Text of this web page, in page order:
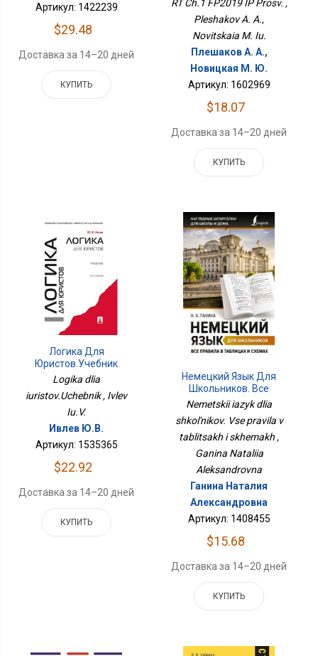
Артикул: 1422239
$29.48
Доставка за 14–20 дней
КУПИТЬ
RT Ch.1 FP2019 IP Prosv. ,
Pleshakov A. A.,
Novitskaia M. Iu.
Плешаков А. А.,
Новицкая М. Ю.
Артикул: 1602969
$18.07
Доставка за 14–20 дней
КУПИТЬ
Логика Для
Юристов.Учебник
Logika dlia
iuristov.Uchebnik , Ivlev
Iu.V.
Ивлев Ю.В.
Артикул: 1535365
$22.92
Доставка за 14–20 дней
КУПИТЬ
Немецкий Язык Для
Школьников. Все
Правила В Таблицах И
Схемах
Nemetskii iazyk dlia
shkol'nikov. Vse pravila v
tablitsakh i skhemakh ,
Ganina Nataliia
Aleksandrovna
Ганина Наталия
Александровна
Артикул: 1408455
$15.68
Доставка за 14–20 дней
КУПИТЬ